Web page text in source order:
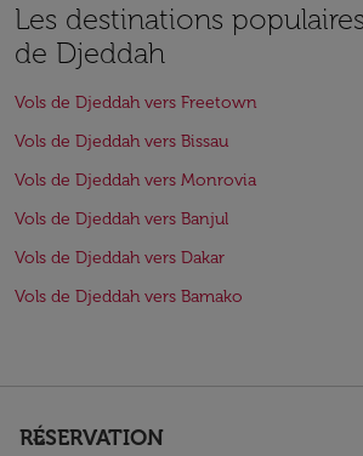
Les destinations
de Djeddah
Vols de Djeddah vers Freetown
Vols de Djeddah vers Bissau
Vols de Djeddah vers Monrovia
Vols de Djeddah vers Banjul
Vols de Djeddah vers Dakar
Vols de Djeddah vers Bamako
RÉSERVATION
keyboard_arrow_down